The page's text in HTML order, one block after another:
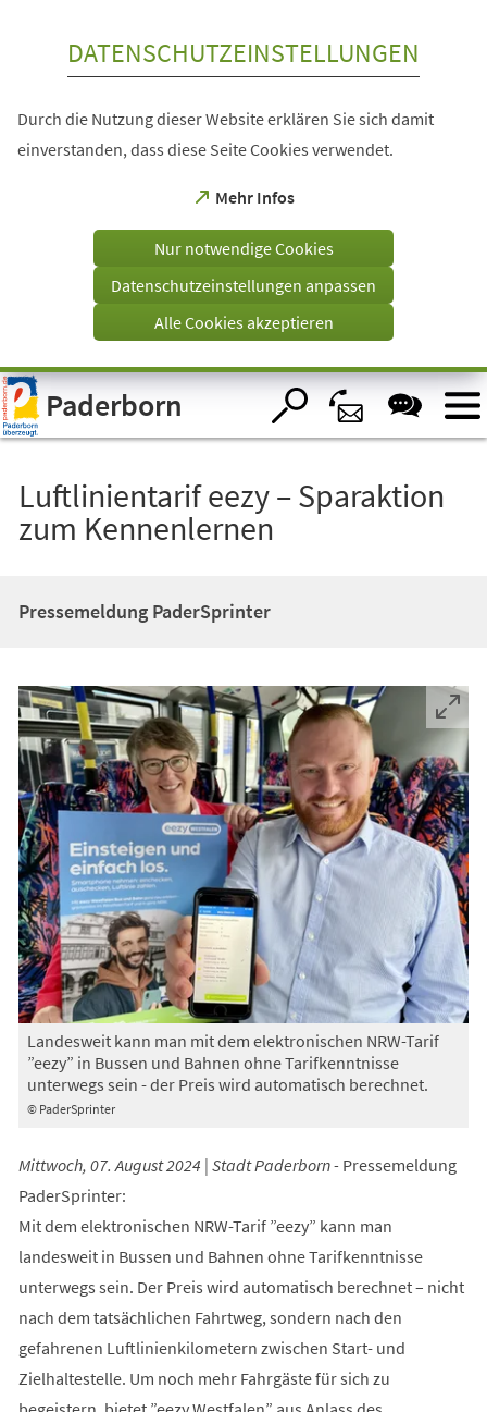
Visuelle
Assistenzsoftware
öffnen.
DATENSCHUTZEINSTELLUNGEN
Durch die Nutzung dieser Website erklären Sie sich damit
einverstanden, dass diese Seite Cookies verwendet.
Mehr Infos
(Öffnet
einem
Tab)
Nur notwendige Cookies
Datenschutzeinstellungen anpassen
Alle Cookies akzeptieren
Paderborn
Luftlinientarif eezy – Sparaktion
zum Kennenlernen
Pressemeldung PaderSprinter
© PaderSprinter
Landesweit kann man mit dem elektronischen NRW-Tarif
”eezy” in Bussen und Bahnen ohne Tarifkenntnisse
unterwegs sein - der Preis wird automatisch berechnet.
Mittwoch, 07. August 2024 | Stadt Paderborn - Pressemeldung
PaderSprinter:
Mit dem elektronischen NRW-Tarif ”eezy” kann man
landesweit in Bussen und Bahnen ohne Tarifkenntnisse
unterwegs sein. Der Preis wird automatisch berechnet – nicht
nach dem tatsächlichen Fahrtweg, sondern nach den
gefahrenen Luftlinienkilometern zwischen Start- und
Zielhaltestelle. Um noch mehr Fahrgäste für sich zu